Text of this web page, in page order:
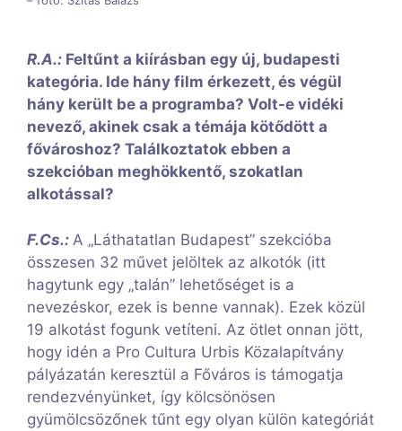
R.A.: Feltűnt a kiírásban egy új, budapesti
kategória. Ide hány film érkezett, és végül
hány került be a programba? Volt-e vidéki
nevező, akinek csak a témája kötődött a
fővároshoz? Találkoztatok ebben a
szekcióban meghökkentő, szokatlan
alkotással?
F.Cs.: A „Láthatatlan Budapest” szekcióba
összesen 32 művet jelöltek az alkotók (itt
hagytunk egy „talán” lehetőséget is a
nevezéskor, ezek is benne vannak). Ezek közül
19 alkotást fogunk vetíteni. Az ötlet onnan jött,
hogy idén a Pro Cultura Urbis Közalapítvány
pályázatán keresztül a Főváros is támogatja
rendezvényünket, így kölcsönösen
gyümölcsözőnek tűnt egy olyan külön kategóriát